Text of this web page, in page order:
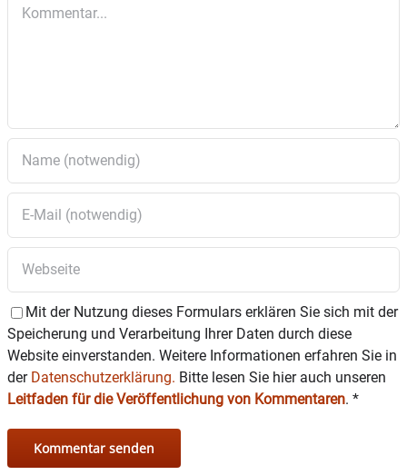
Mit der Nutzung dieses Formulars erklären Sie sich mit der
Speicherung und Verarbeitung Ihrer Daten durch diese
Website einverstanden. Weitere Informationen erfahren Sie in
der Datenschutzerklärung. Bitte lesen Sie hier auch unseren
Leitfaden für die Veröffentlichung von Kommentaren. *